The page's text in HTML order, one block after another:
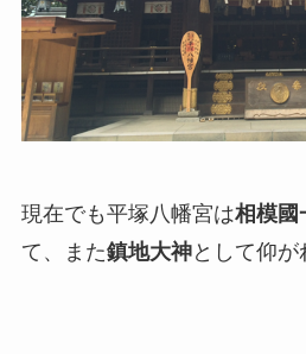
現在でも平塚八幡宮は相模國
て、また鎮地大神として仰が